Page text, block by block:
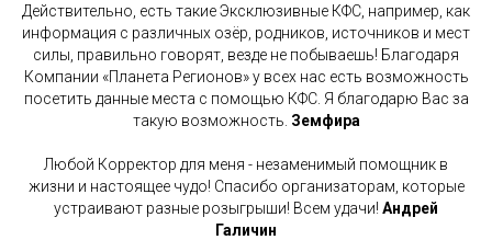
Действительно, есть такие Эксклюзивные КФС, например, как
информация с различных озёр, родников, источников и мест
силы, правильно говорят, везде не побываешь! Благодаря
Компании «Планета Регионов» у всех нас есть возможность
посетить данные места с помощью КФС. Я благодарю Вас за
такую возможность. Земфира
Любой Корректор для меня - незаменимый помощник в
жизни и настоящее чудо! Спасибо организаторам, которые
устраивают разные розыгрыши! Всем удачи! Андрей
Галичин